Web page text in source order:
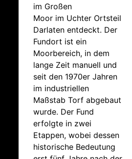
im Großen
Moor im Uchter Ortsteil
Darlaten entdeckt. Der
Fundort ist ein
Moorbereich, in dem
lange Zeit manuell und
seit den 1970er Jahren
im industriellen
Maßstab Torf abgebaut
wurde. Der Fund
erfolgte in zwei
Etappen, wobei dessen
historische Bedeutung